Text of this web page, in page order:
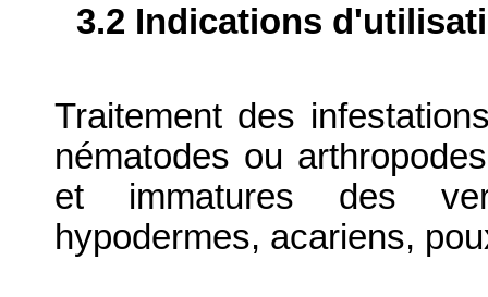
3.2 Indications
Traitement des
nématodes ou
et immatures des
hypodermes, acariens,